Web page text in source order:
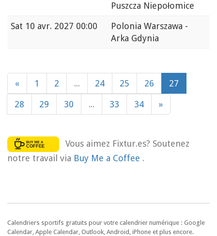
Puszcza Niepołomice
Sat 10 avr. 2027 00:00
Polonia Warszawa -
Arka Gdynia
« 1 2 ... 24 25 26 27
28 29 30 ... 33 34 »
Vous aimez Fixtur.es? Soutenez
notre travail via Buy Me a Coffee .
Calendriers sportifs gratuits pour votre calendrier numérique : Google
Calendar, Apple Calendar, Outlook, Android, iPhone et plus encore.